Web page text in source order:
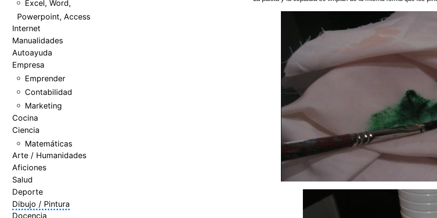
Excel, Word,
Powerpoint, Access
Internet
Manualidades
Autoayuda
Empresa
Emprender
Contabilidad
Marketing
Cocina
Ciencia
Matemáticas
Arte / Humanidades
Aficiones
Salud
Deporte
Dibujo / Pintura
Docencia